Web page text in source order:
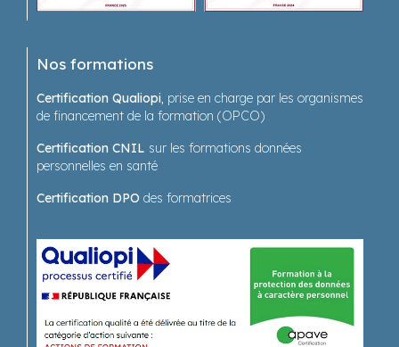
Nos formations
Certification Qualiopi, prise en charge par les organismes
de financement de la formation (OPCO)
Certification CNIL sur les formations données
personnelles en santé
Certification DPO des formatrices